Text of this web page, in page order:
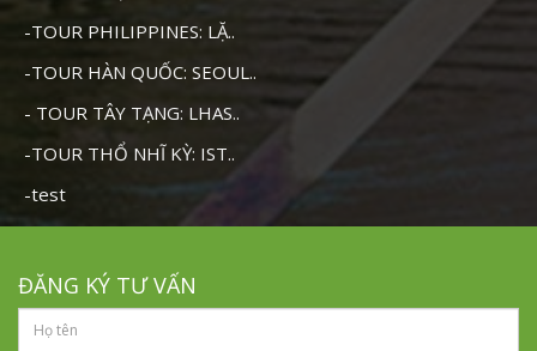
-TOUR PHILIPPINES: LẶ..
-TOUR HÀN QUỐC: SEOUL..
- TOUR TÂY TẠNG: LHAS..
-TOUR THỔ NHĨ KỲ: IST..
-test
ĐĂNG KÝ TƯ VẤN